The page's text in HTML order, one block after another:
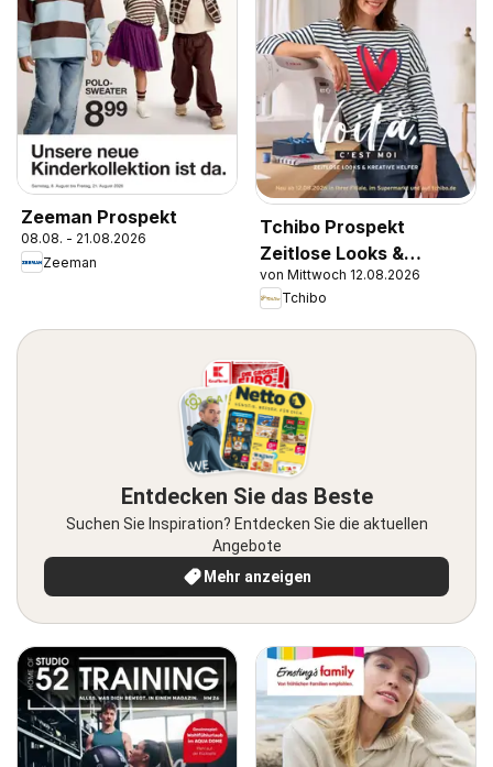
Zeeman Prospekt
08.08. - 21.08.2026
Zeeman
Tchibo Prospekt
Zeitlose Looks &
Kreative Helfer
von Mittwoch 12.08.2026
Tchibo
Entdecken Sie das Beste
Suchen Sie Inspiration? Entdecken Sie die aktuellen
Angebote
Mehr anzeigen